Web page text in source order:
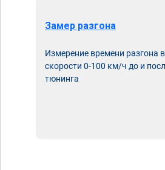
Замер разгона
Измерение времени разгона
скорости 0-100 км/ч до и
тюнинга